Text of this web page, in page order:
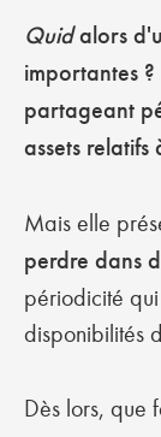
Quidalors
importantes ?
partageant
assets
Mais elle
perdre dans
périodicité
disponibilités
Dès lors, que